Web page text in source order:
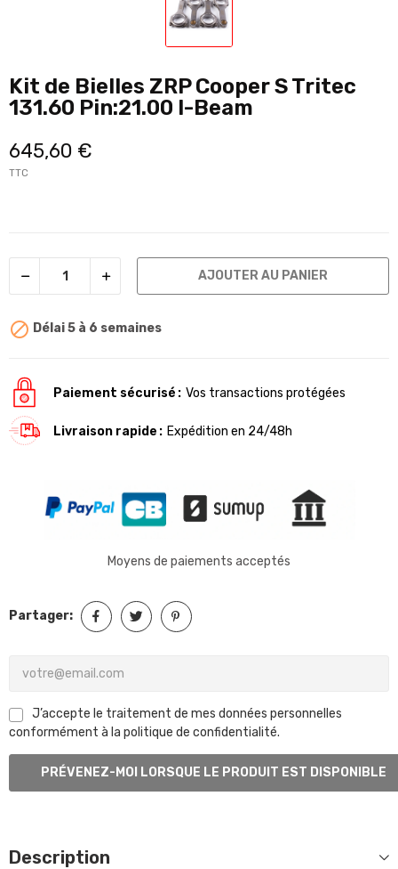
Kit de Bielles ZRP Cooper S Tritec
131.60 Pin:21.00 I-Beam
645,60 €
TTC
AJOUTER AU PANIER
 Délai 5 à 6 semaines
Paiement sécurisé Vos transactions protégées
Livraison rapide Expédition en 24/48h
Moyens de paiements acceptés
Partager:
J’accepte le traitement de mes données personnelles
conformément à la politique de confidentialité.
PRÉVENEZ-MOI LORSQUE LE PRODUIT EST DISPONIBLE
Description